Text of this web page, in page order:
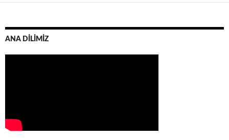
ANA DİLİMİZ